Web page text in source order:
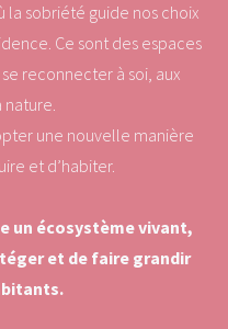
la sobriété guide nos choix
Ce sont des espaces
reconnecter à soi, aux
nature.
une nouvelle manière
et d’habiter.
un écosystème vivant,
et de faire grandir